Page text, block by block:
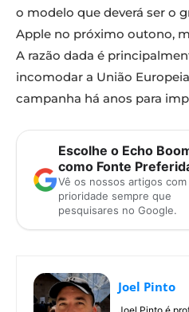
o modelo que deverá ser o
Apple no próximo outono,
A razão dada é
incomodar a União
campanha há anos para
Escolhe o Echo
como Fonte
Vê os nossos artigos com
prioridade sempre que
pesquisares no Google.
Joel Pinto